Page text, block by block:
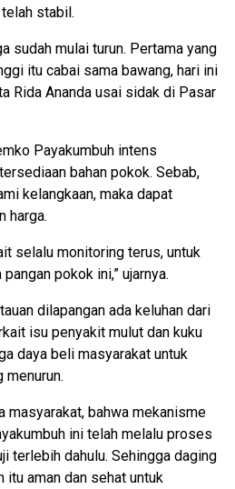
stabil.
sudah mulai turun. Pertama yang
itu cabai sama bawang, hari ini
Rida Ananda usai sidak di Pasar
Payakumbuh intens
bahan pokok. Sebab,
kelangkaan, maka dapat
harga.
selalu monitoring terus, untuk
pokok ini,” ujarnya.
dilapangan ada keluhan dari
isu penyakit mulut dan kuku
daya beli masyarakat untuk
menurun.
masyarakat, bahwa mekanisme
ini telah melalu proses
terlebih dahulu. Sehingga daging
itu aman dan sehat untuk